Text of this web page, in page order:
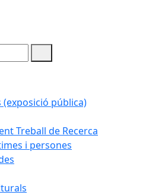
(exposició pública)
Treball de Recerca
i persones